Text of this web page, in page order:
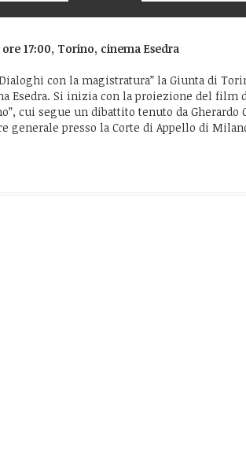
17:00, Torino, cinema Esedra
con la magistratura” la Giunta di
Esedra. Si inizia con la proiezione del film
cui segue un dibattito tenuto da Gherardo
generale presso la Corte di Appello di